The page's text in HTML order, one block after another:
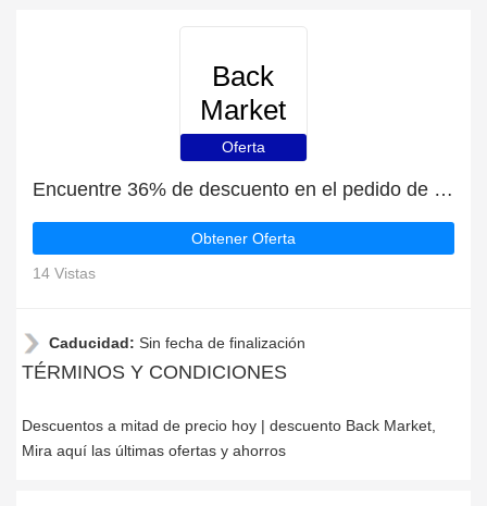
Back
Market
Oferta
Encuentre 36% de descuento en el pedido de Back Market
Obtener Oferta
14 Vistas
Caducidad: Sin fecha de finalización
TÉRMINOS Y CONDICIONES
Descuentos a mitad de precio hoy | descuento Back Market,
Mira aquí las últimas ofertas y ahorros